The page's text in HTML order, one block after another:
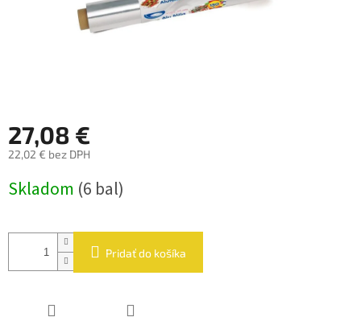
27,08 €
22,02 € bez DPH
cena:
Skladom (6 bal)
Pridať do košíka